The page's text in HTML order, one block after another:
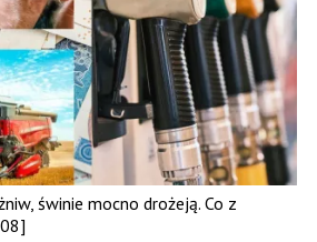
świnie mocno drożeją. Co z